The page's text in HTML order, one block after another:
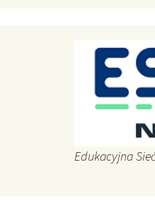
Edukacyjna